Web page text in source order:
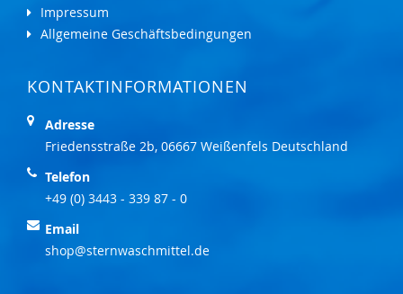
Impressum
Allgemeine Geschäftsbedingungen
KONTAKTINFORMATIONEN
Adresse
Friedensstraße 2b, 06667 Weißenfels Deutschland
Telefon
+49 (0) 3443 - 339 87 - 0
Email
shop@sternwaschmittel.de